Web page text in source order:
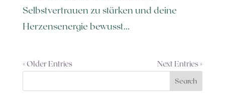
Selbstvertrauen zu stärken und deine
Herzensenergie bewusst...
« Older Entries Next Entries »
Search